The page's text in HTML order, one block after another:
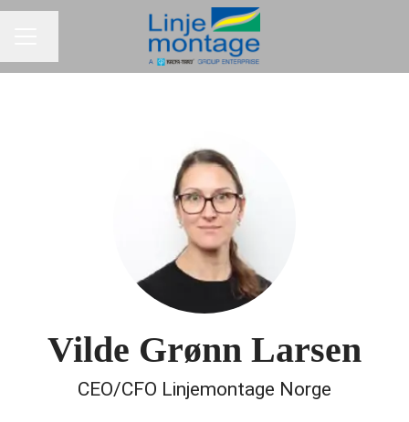
Vilde Grønn Larsen
CEO/CFO Linjemontage Norge